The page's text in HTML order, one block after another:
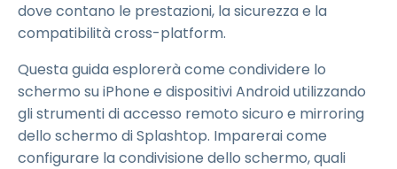
dove contano le prestazioni, la sicurezza e la
compatibilità cross-platform.
Questa guida esplorerà come condividere lo
schermo su iPhone e dispositivi Android utilizzando
gli strumenti di accesso remoto sicuro e mirroring
dello schermo di Splashtop. Imparerai come
configurare la condivisione dello schermo, quali